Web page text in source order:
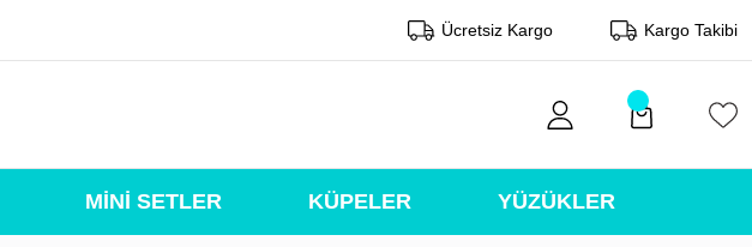
Ücretsiz Kargo Kargo Takibi
MİNİ SETLER KÜPELER YÜZÜKLER